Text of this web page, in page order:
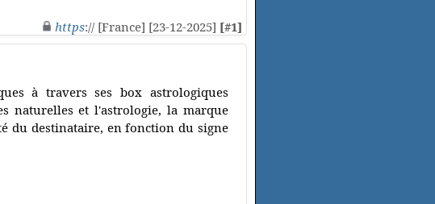
https:// [France] [23-12-2025] [#1]
à travers ses box astrologiques
naturelles et l'astrologie, la marque
du destinataire, en fonction du signe